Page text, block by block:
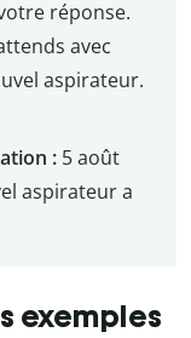
réponse.
avec
aspirateur.
:5 août
aspirateur a
exemples